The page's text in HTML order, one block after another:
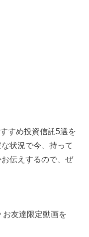
すめ投資信託5選を
状況で今、持って
伝えするので、ぜ
お友達限定動画を